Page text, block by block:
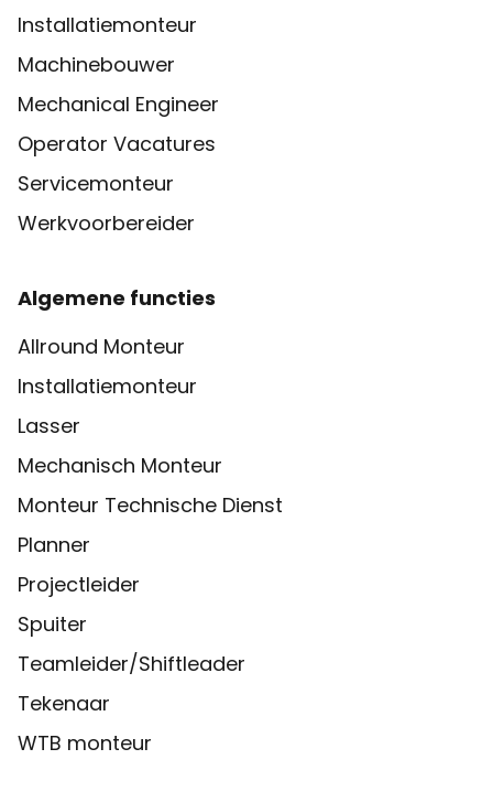
Installatiemonteur
Machinebouwer
Mechanical Engineer
Operator Vacatures
Servicemonteur
Werkvoorbereider
Algemene functies
Allround Monteur
Installatiemonteur
Lasser
Mechanisch Monteur
Monteur Technische Dienst
Planner
Projectleider
Spuiter
Teamleider/Shiftleader
Tekenaar
WTB monteur